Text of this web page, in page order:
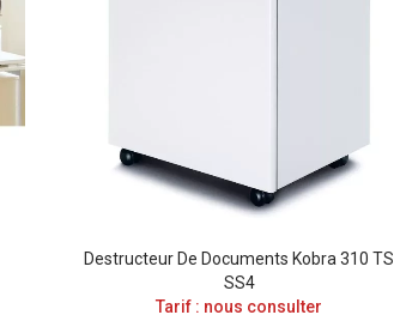
Destructeur De Documents Kobra 310 TS
SS4
Tarif : nous consulter